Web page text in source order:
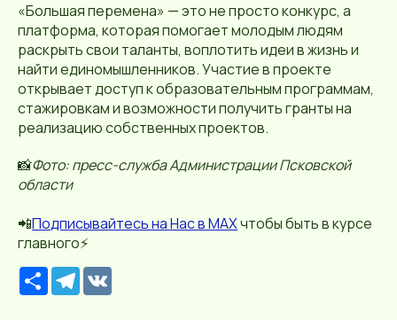
«Большая перемена» — это не просто конкурс, а
платформа, которая помогает молодым людям
раскрыть свои таланты, воплотить идеи в жизнь и
найти единомышленников. Участие в проекте
открывает доступ к образовательным программам,
стажировкам и возможности получить гранты на
реализацию собственных проектов.
📸Фото: пресс-служба Администрации Псковской
области
📲Подписывайтесьна Нас в МАХчтобы быть в курсе
главного⚡️
Р
е
T
e